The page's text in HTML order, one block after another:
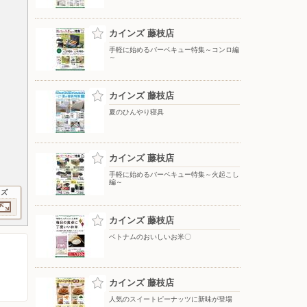
カインズ 藤枝店
手軽に始めるバーベキュー特集～コンロ編
～
カインズ 藤枝店
夏のひんやり寝具
カインズ 藤枝店
手軽に始めるバーベキュー特集～火起こし
編～
カインズ 藤枝店
ベトナムのおいしいお米〇
カインズ 藤枝店
人気のスイートピーナッツに新味が登場